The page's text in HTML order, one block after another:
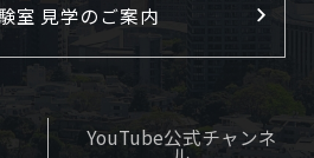
室 見学のご案内
YouTube公式チャンネ